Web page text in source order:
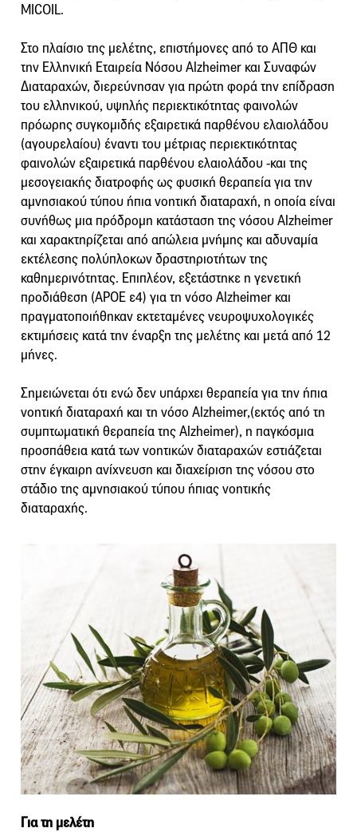
MICOIL.
Στο πλαίσιο της μελέτης, επιστήμονες από το ΑΠΘ και
την Ελληνική Εταιρεία Νόσου Alzheimer και Συναφών
Διαταραχών, διερεύνησαν για πρώτη φορά την επίδραση
του ελληνικού, υψηλής περιεκτικότητας φαινολών
πρόωρης συγκομιδής εξαιρετικά παρθένου ελαιολάδου
(αγουρελαίου) έναντι του μέτριας περιεκτικότητας
φαινολών εξαιρετικά παρθένου ελαιολάδου -και της
μεσογειακής διατροφής ως φυσική θεραπεία για την
αμνησιακού τύπου ήπια νοητική διαταραχή, η οποία είναι
συνήθως μια πρόδρομη κατάσταση της νόσου Alzheimer
και χαρακτηρίζεται από απώλεια μνήμης και αδυναμία
εκτέλεσης πολύπλοκων δραστηριοτήτων της
καθημερινότητας. Επιπλέον, εξετάστηκε η γενετική
προδιάθεση (APOE ε4) για τη νόσο Alzheimer και
πραγματοποιήθηκαν εκτεταμένες νευροψυχολογικές
εκτιμήσεις κατά την έναρξη της μελέτης και μετά από 12
μήνες.
Σημειώνεται ότι ενώ δεν υπάρχει θεραπεία για την ήπια
νοητική διαταραχή και τη νόσο Alzheimer,(εκτός από τη
συμπτωματική θεραπεία της Alzheimer), η παγκόσμια
προσπάθεια κατά των νοητικών διαταραχών εστιάζεται
στην έγκαιρη ανίχνευση και διαχείριση της νόσου στο
στάδιο της αμνησιακού τύπου ήπιας νοητικής
διαταραχής.
Για τη μελέτη